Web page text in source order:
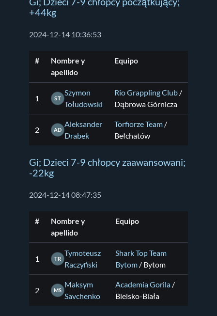
+44kg
2024-12-14 10:36:53
#
Nombre y
apellido
Equipo
1 ST
Szymon
Tołudowski
Rio Grappling Club /
Dąbrowa Górnicza
2 AD
Aleksander
Drabek
Torfiorze Team /
Bełchatów
Gi; Dzieci 7-9 chłopcy zaawansowani;
-22kg
2024-12-14 08:47:35
#
Nombre y
apellido
Equipo
1 TR
Tymoteusz
Raczyński
Shark Top Team
Bytom / Bytom
2 MS
Maksym
Savchenko
Academia Gorila /
Bielsko-Biała